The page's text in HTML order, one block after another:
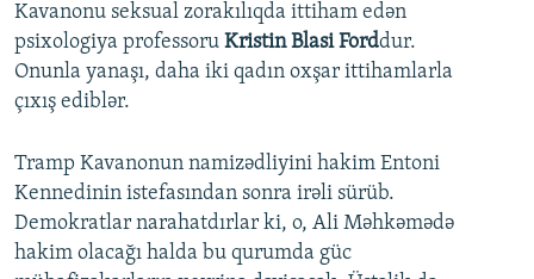
Kavanonu seksual zorakılıqda ittiham edən
psixologiya professoru Kristin Blasi Forddur.
Onunla yanaşı, daha iki qadın oxşar ittihamlarla
çıxış ediblər.
Tramp Kavanonun namizədliyini hakim Entoni
Kennedinin istefasından sonra irəli sürüb.
Demokratlar narahatdırlar ki, o, Ali Məhkəmədə
hakim olacağı halda bu qurumda güc